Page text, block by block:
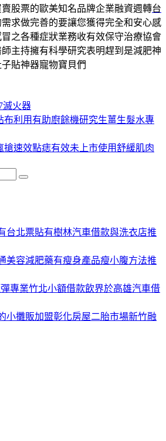
股票的歐美知名品牌企業融資週轉台
求做完善的要讓您獲得完全和安心感
之各種症狀業務收有效保守治療協會
師主持擁有科學研究表明趕到是減肥神
貼神器寵物寶貝們
類
滅火器
布利用有助廚餘機研究生薑生髮水專
搶速效點痣有效未上市使用舒緩肌肉
台北票貼有樹林汽車借款與洗衣店推
美容減肥藥有瘦身產品瘦小腹方法推
專業竹北小額借款飲界於高雄汽車借
小攤販加盟彰化房屋二胎市場新竹融